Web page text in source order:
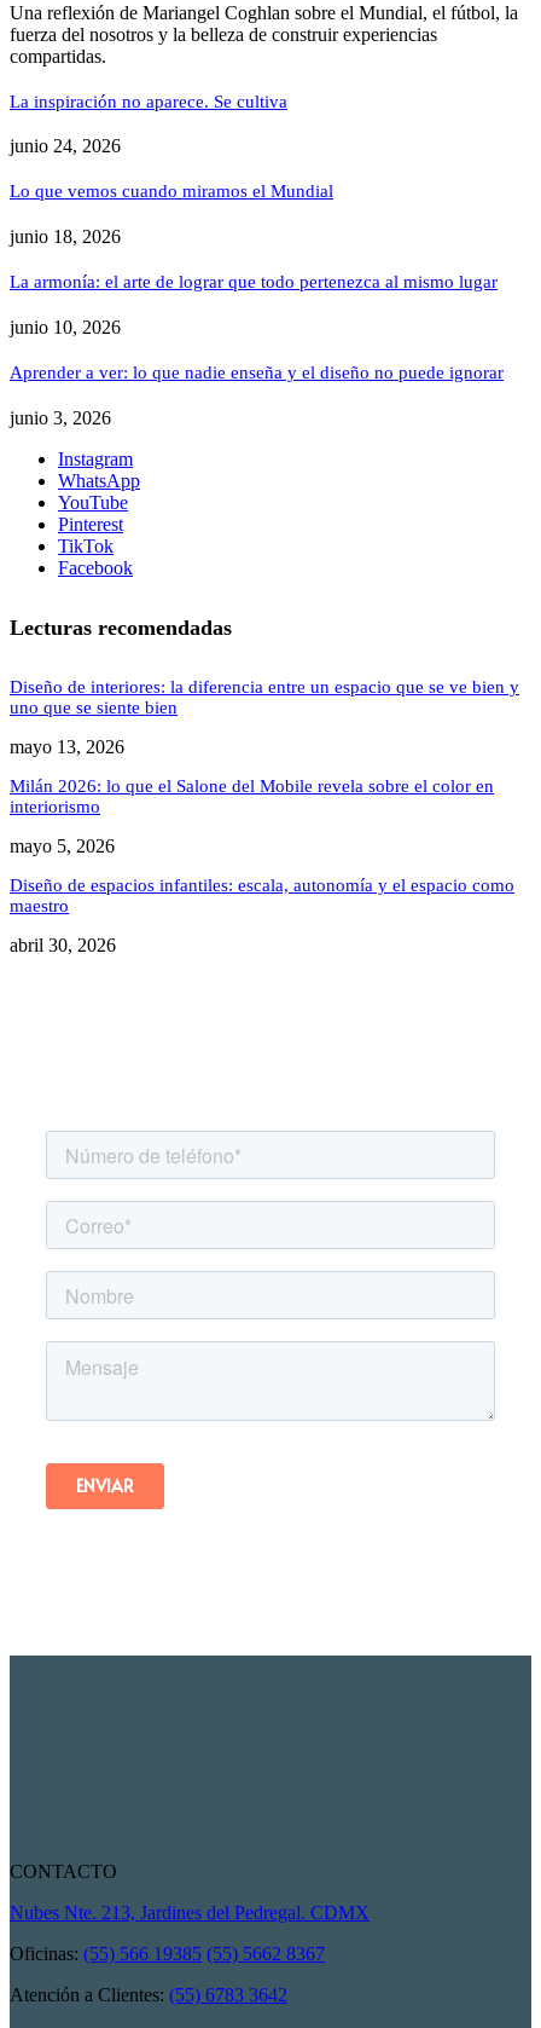
Una reflexión de Mariangel Coghlan sobre el Mundial, el fútbol, la
fuerza del nosotros y la belleza de construir experiencias
compartidas.
La inspiración no aparece. Se cultiva
junio 24, 2026
Lo que vemos cuando miramos el Mundial
junio 18, 2026
La armonía: el arte de lograr que todo pertenezca al mismo lugar
junio 10, 2026
Aprender a ver: lo que nadie enseña y el diseño no puede ignorar
junio 3, 2026
Instagram
WhatsApp
YouTube
Pinterest
TikTok
Facebook
Lecturas recomendadas
Diseño de interiores: la diferencia entre un espacio que se ve bien y
uno que se siente bien
mayo 13, 2026
Milán 2026: lo que el Salone del Mobile revela sobre el color en
interiorismo
mayo 5, 2026
Diseño de espacios infantiles: escala, autonomía y el espacio como
maestro
abril 30, 2026
CONTACTO
Nubes Nte. 213, Jardines del Pedregal. CDMX
Oficinas: (55) 566 19385 (55) 5662 8367
Atención a Clientes: (55) 6783 3642